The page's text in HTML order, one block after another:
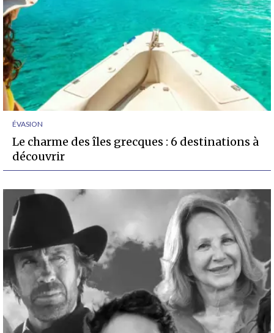
ÉVASION
Le charme des îles grecques : 6 destinations à
découvrir